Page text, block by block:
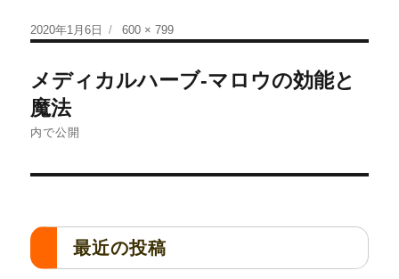
2020年1月6日 600 × 799
メディカルハーブ-マロウの効能と
魔法
内で公開
最近の投稿